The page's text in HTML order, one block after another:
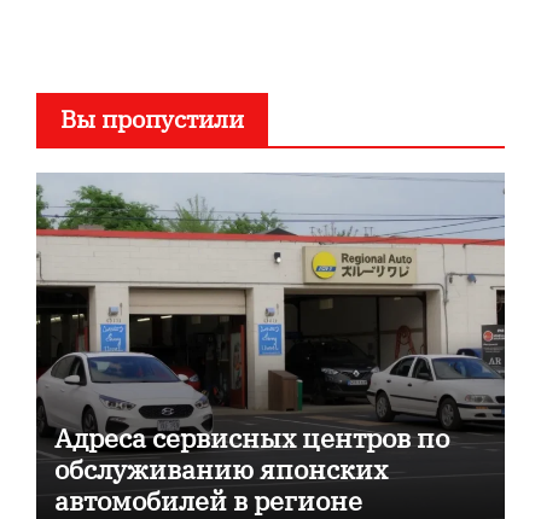
Вы пропустили
Адреса сервисных центров по
обслуживанию японских
автомобилей в регионе